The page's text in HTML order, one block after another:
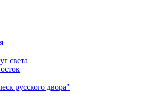
света
русского двора"